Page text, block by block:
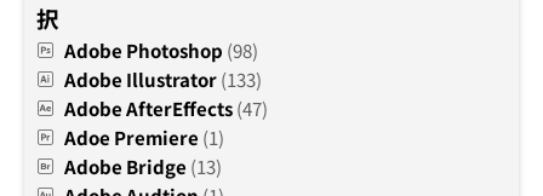
択
Adobe Photoshop (98)
Adobe Illustrator(133)
Adobe AfterEffects(47)
Adoe Premiere (1)
Adobe Bridge (13)